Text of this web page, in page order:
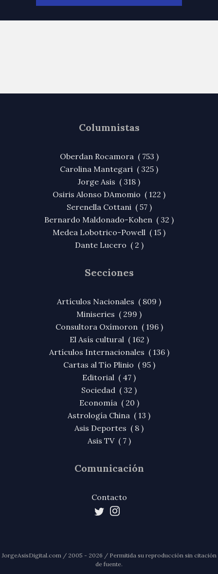
Columnistas
Oberdan Rocamora ( 753 )
Carolina Mantegari ( 325 )
Jorge Asis ( 318 )
Osiris Alonso DAmomio ( 122 )
Serenella Cottani ( 57 )
Bernardo Maldonado-Kohen ( 32 )
Medea Lobotrico-Powell ( 15 )
Dante Lucero ( 2 )
Secciones
Artículos Nacionales ( 809 )
Miniseries ( 299 )
Consultora Oxímoron ( 196 )
El Asís cultural ( 162 )
Artículos Internacionales ( 136 )
Cartas al Tío Plinio ( 95 )
Editorial ( 47 )
Sociedad ( 32 )
Economía ( 20 )
Astrología China ( 13 )
Asis Deportes ( 8 )
Asis TV ( 7 )
Comunicación
Contacto
JorgeAsisDigital.com / 2005 - 2026 / Permitida su reproducción sin citación
de fuente.